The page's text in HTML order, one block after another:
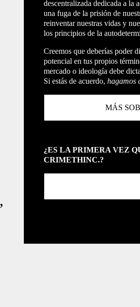
descentralizada dedicada a la
una fuga de la prisión de
reinventar nuestras vidas y
los principios de la
Creemos que deberías poder
potencial en tus propios
mercado o ideología debe
Si estás de acuerdo, hagamos
MÁS
¿ES LA PRIMERA VEZ
CRIMETHINC.?